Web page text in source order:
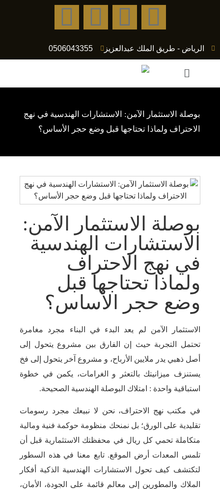
الرياض - طريق الملك عبدالعزيز 0506043355
بوصلة الاستثمار الآمن: الاستشارات الهندسية في نهج
الاحتراف ولماذا تحتاجها قبل وضع حجر الأساس؟
بوصلة الاستثمار الآمن:
الاستشارات الهندسية
في نهج الاحتراف
ولماذا تحتاجها قبل
وضع حجر الأساس؟
الاستثمار الآمن لم يعد البدء في البناء مجرد مغامرة
تحتمل التجربة حيث إن الفارق بين مشروع يتحول إلى
أصل ذهبي يدر ملايين الأرباح، و مشروع آخر يتحول إلى فخ
يستنزف ميزانيتك بالتعثر و الغرامات، يكمن في خطوة
استباقية واحدة : امتلاك البوصلة الهندسية الصحيحة.
في مكتب نهج الاحتراف، نحن لا نبيعك مجرد رسومات
تقليدية على الورق؛ بل نمنحك منظومة حوكمة فنية ومالية
متكاملة تحمي كل ريال في محفظتك الاستثمارية قبل أن
تلمس المعدات أرض الموقع. تابع معنا في هذه السطور
لتكتشف كيف تحول الاستشارات الهندسية الذكية أفكار
الملاك والمطورين إلى معالم قائمة على الجودة، الأمان،